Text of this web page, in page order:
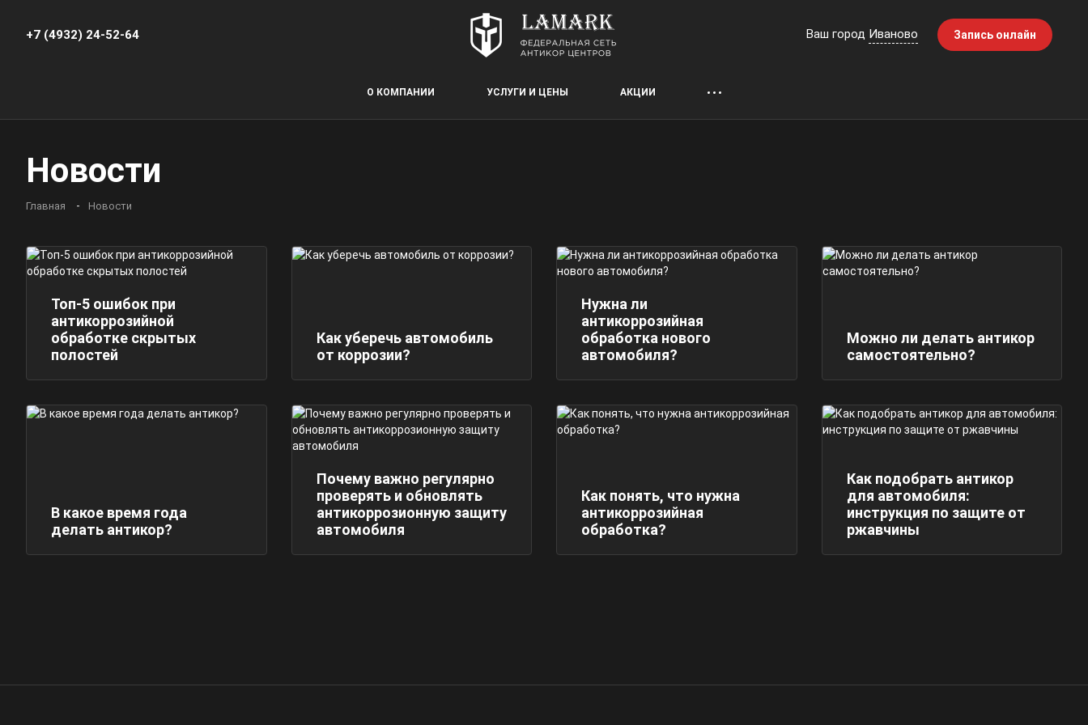
+7 (4932) 24-52-64 Ваш город Иваново Запись онлайн
О КОМПАНИИ УСЛУГИ И ЦЕНЫ АКЦИИ
Новости
Главная Новости
Топ-5 ошибок при
антикоррозийной
обработке скрытых
полостей
Как уберечь автомобиль
от коррозии?
Нужна ли
антикоррозийная
обработка нового
автомобиля?
Можно ли делать антикор
самостоятельно?
В какое время года
делать антикор?
Почему важно регулярно
проверять и обновлять
антикоррозионную защиту
автомобиля
Как понять, что нужна
антикоррозийная
обработка?
Как подобрать антикор
для автомобиля:
инструкция по защите от
ржавчины